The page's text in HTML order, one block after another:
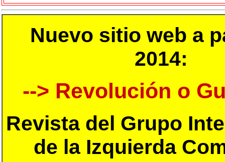
Nuevo sitio web a
2014:
--> Revolución o
Revista del Grupo
de la Izquierda